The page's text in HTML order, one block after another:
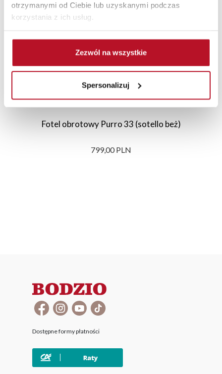
otrzymanymi od Ciebie lub uzyskanymi podczas
korzystania z ich usług.
Zezwól na wszystkie
Spersonalizuj
Fotel obrotowy Purro 33 (sotello beż)
799,00 PLN
Dostępne formy płatności